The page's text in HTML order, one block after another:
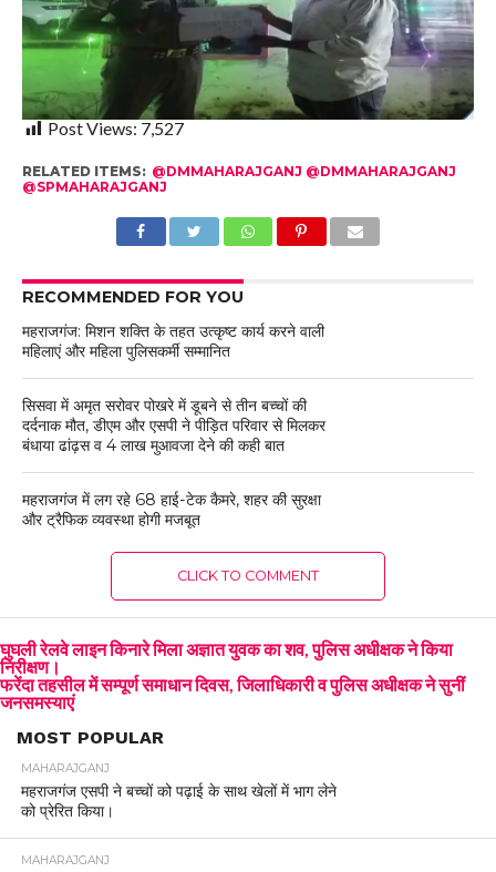
Post Views: 7,527
RELATED ITEMS: @DMMAHARAJGANJ @DMMAHARAJGANJ
@SPMAHARAJGANJ
RECOMMENDED FOR YOU
महराजगंज: मिशन शक्ति के तहत उत्कृष्ट कार्य करने वाली
महिलाएं और महिला पुलिसकर्मी सम्मानित
सिसवा में अमृत सरोवर पोखरे में डूबने से तीन बच्चों की
दर्दनाक मौत, डीएम और एसपी ने पीड़ित परिवार से मिलकर
बंधाया ढांढ़स व 4 लाख मुआवजा देने की कही बात
महराजगंज में लग रहे 68 हाई-टेक कैमरे, शहर की सुरक्षा
और ट्रैफिक व्यवस्था होगी मजबूत
CLICK TO COMMENT
घुघली रेलवे लाइन किनारे मिला अज्ञात युवक का शव, पुलिस अधीक्षक ने किया
निरीक्षण।
फरेंदा तहसील में सम्पूर्ण समाधान दिवस, जिलाधिकारी व पुलिस अधीक्षक ने सुनीं
जनसमस्याएं
MOST POPULAR
MAHARAJGANJ
महराजगंज एसपी ने बच्चों को पढ़ाई के साथ खेलों में भाग लेने
को प्रेरित किया।
MAHARAJGANJ